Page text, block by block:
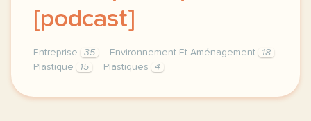
[podcast]
Entreprise 35 Environnement Et Aménagement
18
Plastique
15 Plastiques 4
theme environnement et amenagement duree